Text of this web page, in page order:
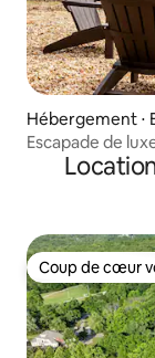
Hébergement ⋅
Escapade de
Capacité
Coup de cœur
Coup de cœur